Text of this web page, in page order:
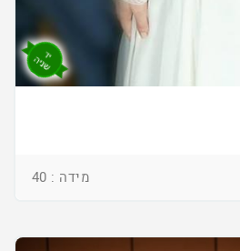
מידה : 40